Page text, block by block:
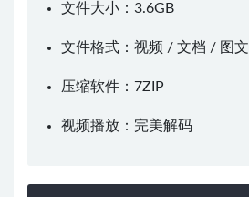
文件大小：3.6GB
文件格式：视频 / 文档 / 图文
压缩软件： 7ZIP
视频播放： 完美解码